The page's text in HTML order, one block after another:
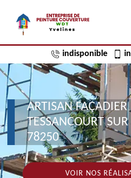
indisponible
ARTISAN FAÇADIER
TESSANCOURT
78250
VOIR NOS